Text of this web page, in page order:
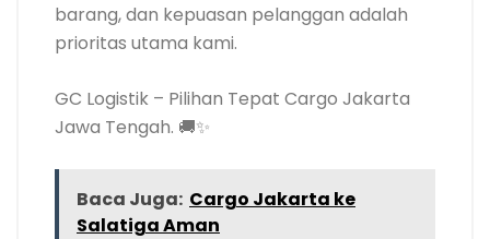
barang, dan kepuasan pelanggan adalah
prioritas utama kami.
GC Logistik – Pilihan Tepat Cargo Jakarta
Jawa Tengah. 🚚✨
Baca Juga: Cargo Jakarta ke
Salatiga Aman